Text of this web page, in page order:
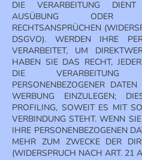
DIE VERARBEITUNG DIENT
AUSÜBUNG ODER
RECHTSANSPRÜCHEN
DSGVO). WERDEN IHRE
VERARBEITET, UM
HABEN SIE DAS RECHT,
DIE VERARBEITUNG
PERSONENBEZOGENER
WERBUNG EINZULEGEN;
PROFILING, SOWEIT ES MIT
VERBINDUNG STEHT. WENN
IHRE PERSONENBEZOGENEN
MEHR ZUM ZWECKE DER
(WIDERSPRUCH NACH ART. 21